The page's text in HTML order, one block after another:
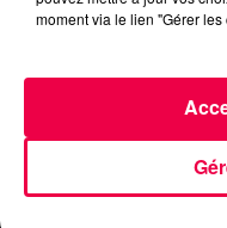
AGENDA
moment via le lien "Gérer